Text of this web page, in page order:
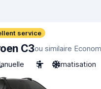
service
C3ou similaire
5 Climatisation